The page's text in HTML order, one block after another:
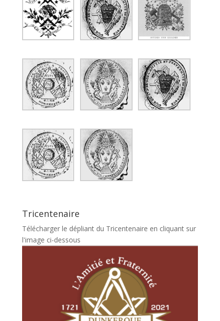
Tricentenaire
Télécharger le dépliant du Tricentenaire en cliquant sur
l'image ci-dessous